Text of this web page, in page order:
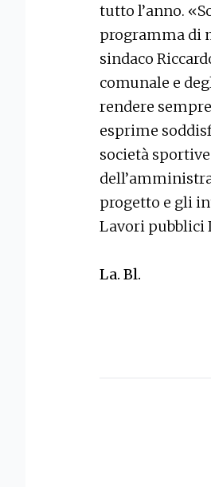
tutto l’anno.
programma di
sindaco
comunale e
rendere
esprime
società
progetto e gli
Lavori pubblici
La. Bl.